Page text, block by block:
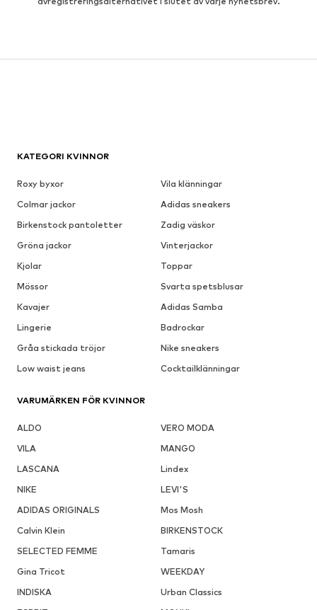
KATEGORI KVINNOR
Roxy byxor
Vila klänningar
Colmar jackor
Adidas sneakers
Birkenstock pantoletter
Zadig väskor
Gröna jackor
Vinterjackor
Kjolar
Toppar
Mössor
Svarta spetsblusar
Kavajer
Adidas Samba
Lingerie
Badrockar
Gråa stickada tröjor
Nike sneakers
Low waist jeans
Cocktailklänningar
VARUMÄRKEN FÖR KVINNOR
ALDO
VERO MODA
VILA
MANGO
LASCANA
Lindex
NIKE
LEVI'S
ADIDAS ORIGINALS
Mos Mosh
Calvin Klein
BIRKENSTOCK
SELECTED FEMME
Tamaris
Gina Tricot
WEEKDAY
INDISKA
Urban Classics